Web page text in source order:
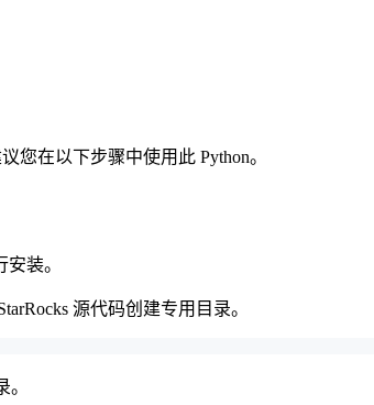
您在以下步骤中使用此 Python。
装。
源代码创建专用目录。